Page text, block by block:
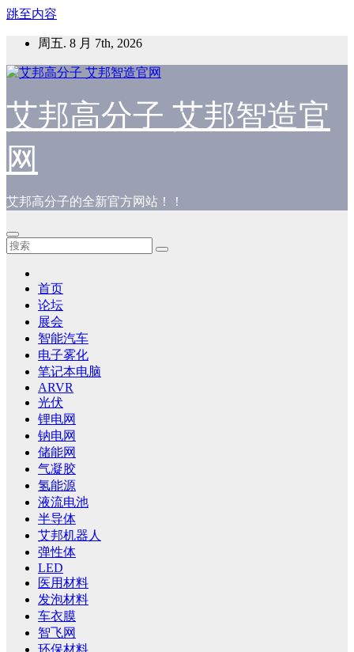
跳至内容
周五. 8 月 7th, 2026
艾邦高分子 艾邦智造官
网
艾邦高分子的全新官方网站！！
首页
论坛
展会
智能汽车
电子雾化
笔记本电脑
ARVR
光伏
锂电网
钠电网
储能网
气凝胶
氢能源
液流电池
半导体
艾邦机器人
弹性体
LED
医用材料
发泡材料
车衣膜
智飞网
环保材料